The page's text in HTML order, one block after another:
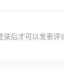
录后才可以发表评